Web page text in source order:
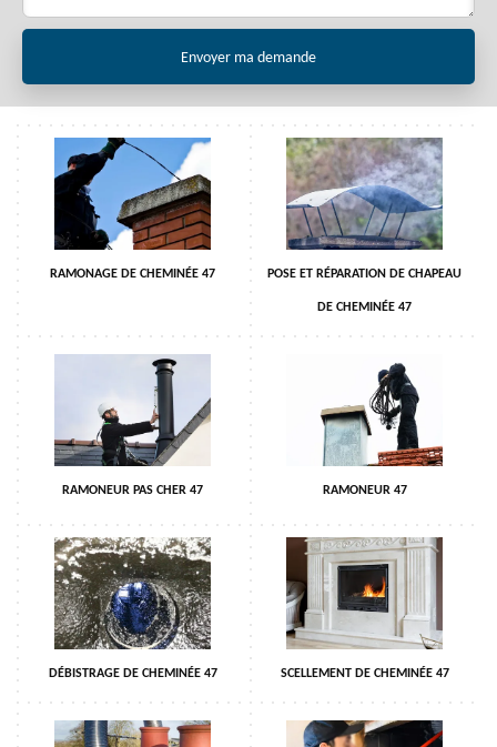
RAMONAGE DE CHEMINÉE 47 POSE ET RÉPARATION DE CHAPEAU
DE CHEMINÉE 47
RAMONEUR PAS CHER 47 RAMONEUR 47
DÉBISTRAGE DE CHEMINÉE 47 SCELLEMENT DE CHEMINÉE 47